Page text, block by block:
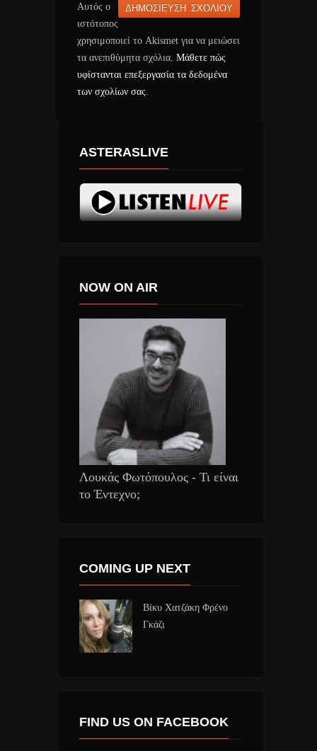
Αυτός ο
ιστότοπος
χρησιμοποιεί το Akismet για να μειώσει
τα ανεπιθύμητα σχόλια. Μάθετε πώς
υφίστανται επεξεργασία τα δεδομένα
των σχολίων σας
ASTERASLIVE
NOW ON AIR
Λουκάς Φωτόπουλος - Τι είναι
το Έντεχνο;
COMING UP NEXT
Βίκυ Χατζάκη Φρένο
Γκάζι
FIND US ON FACEBOOK